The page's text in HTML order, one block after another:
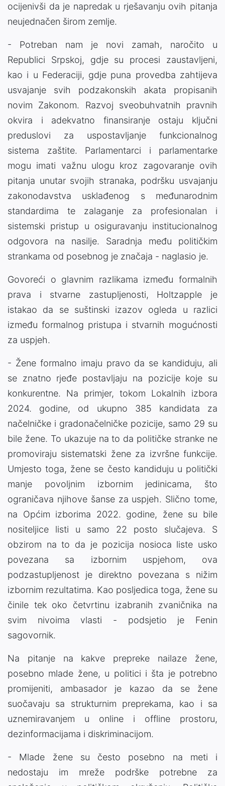
ocijenivši da je napredak u rješavanju ovih pitanja
neujednačen širom zemlje.
- Potreban nam je novi zamah, naročito u
Republici Srpskoj, gdje su procesi zaustavljeni,
kao i u Federaciji, gdje puna provedba zahtijeva
usvajanje svih podzakonskih akata propisanih
novim Zakonom. Razvoj sveobuhvatnih pravnih
okvira i adekvatno finansiranje ostaju ključni
preduslovi za uspostavljanje funkcionalnog
sistema zaštite. Parlamentarci i parlamentarke
mogu imati važnu ulogu kroz zagovaranje ovih
pitanja unutar svojih stranaka, podršku usvajanju
zakonodavstva usklađenog s međunarodnim
standardima te zalaganje za profesionalan i
sistemski pristup u osiguravanju institucionalnog
odgovora na nasilje. Saradnja među političkim
strankama od posebnog je značaja - naglasio je.
Govoreći o glavnim razlikama između formalnih
prava i stvarne zastupljenosti, Holtzapple je
istakao da se suštinski izazov ogleda u razlici
između formalnog pristupa i stvarnih mogućnosti
za uspjeh.
- Žene formalno imaju pravo da se kandiduju, ali
se znatno rjeđe postavljaju na pozicije koje su
konkurentne. Na primjer, tokom Lokalnih izbora
2024. godine, od ukupno 385 kandidata za
načelničke i gradonačelničke pozicije, samo 29 su
bile žene. To ukazuje na to da političke stranke ne
promoviraju sistematski žene za izvršne funkcije.
Umjesto toga, žene se često kandiduju u politički
manje povoljnim izbornim jedinicama, što
ograničava njihove šanse za uspjeh. Slično tome,
na Općim izborima 2022. godine, žene su bile
nositeljice listi u samo 22 posto slučajeva. S
obzirom na to da je pozicija nosioca liste usko
povezana sa izbornim uspjehom, ova
podzastupljenost je direktno povezana s nižim
izbornim rezultatima. Kao posljedica toga, žene su
činile tek oko četvrtinu izabranih zvaničnika na
svim nivoima vlasti - podsjetio je Fenin
sagovornik.
Na pitanje na kakve prepreke nailaze žene,
posebno mlade žene, u politici i šta je potrebno
promijeniti, ambasador je kazao da se žene
suočavaju sa strukturnim preprekama, kao i sa
uznemiravanjem u online i offline prostoru,
dezinformacijama i diskriminacijom.
- Mlade žene su često posebno na meti i
nedostaju im mreže podrške potrebne za